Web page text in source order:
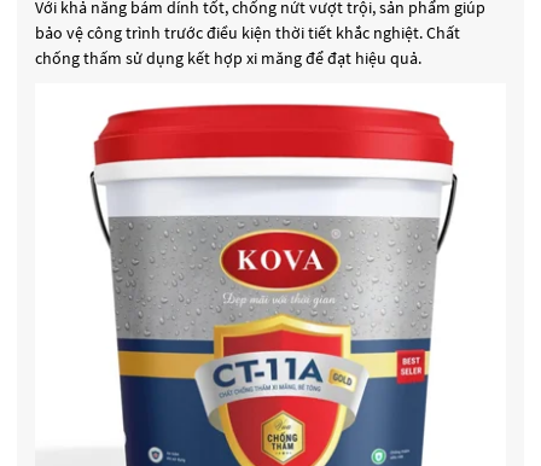
Với khả năng bám dính tốt, chống nứt vượt trội, sản phẩm giúp
bảo vệ công trình trước điều kiện thời tiết khắc nghiệt. Chất
chống thấm sử dụng kết hợp xi măng để đạt hiệu quả.